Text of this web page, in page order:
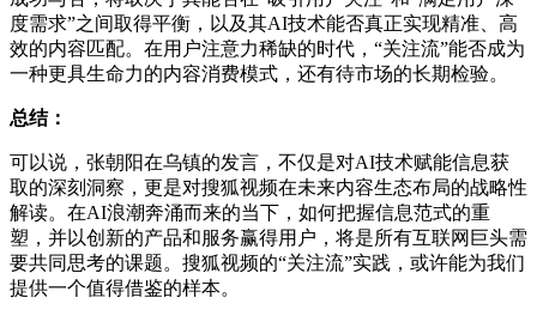
度需求”之间取得平衡，以及其AI技术能否真正实现精准、高
效的内容匹配。在用户注意力稀缺的时代，“关注流”能否成为
一种更具生命力的内容消费模式，还有待市场的长期检验。
总结：
可以说，张朝阳在乌镇的发言，不仅是对AI技术赋能信息获
取的深刻洞察，更是对搜狐视频在未来内容生态布局的战略性
解读。在AI浪潮奔涌而来的当下，如何把握信息范式的重
塑，并以创新的产品和服务赢得用户，将是所有互联网巨头需
要共同思考的课题。搜狐视频的“关注流”实践，或许能为我们
提供一个值得借鉴的样本。